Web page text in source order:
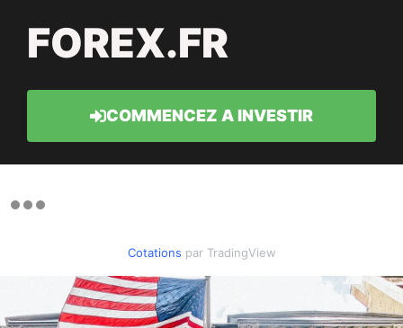
FOREX.FR
COMMENCEZ A INVESTIR
Cotations par TradingView